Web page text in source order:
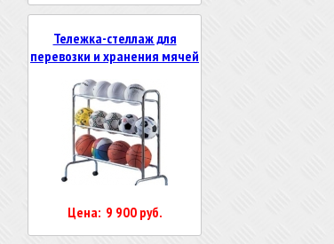
Тележка-стеллаж для
перевозки и хранения мячей
Цена: 9 900 руб.